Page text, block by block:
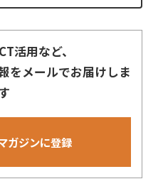
活用など、
をメールでお届けしま
ガジンに登録